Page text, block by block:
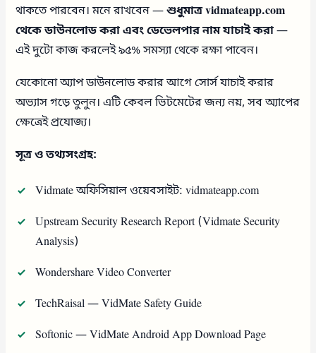
থাকতে পারবেন। মনে রাখবেন —শুধুমাত্র vidmateapp.com
থেকে ডাউনলোড করা এবং ডেভেলপার নাম যাচাই করা—
এই দুটো কাজ করলেই ৯৫% সমস্যা থেকে রক্ষা পাবেন।
যেকোনো অ্যাপ ডাউনলোড করার আগে সোর্স যাচাই করার
অভ্যাস গড়ে তুলুন। এটি কেবল ভিটমেটের জন্য নয়, সব অ্যাপের
ক্ষেত্রেই প্রযোজ্য।
সূত্র ও তথ্যসংগ্রহ:
Vidmate অফিসিয়াল ওয়েবসাইট: vidmateapp.com
Upstream Security Research Report (Vidmate Security
Analysis)
Wondershare Video Converter
TechRaisal — VidMate Safety Guide
Softonic — VidMate Android App Download Page